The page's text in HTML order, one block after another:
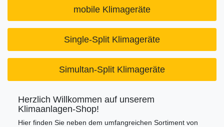
mobile Klimageräte
Single-Split Klimageräte
Simultan-Split Klimageräte
Herzlich Willkommen auf unserem
Klimaanlagen-Shop!
Hier finden Sie neben dem umfangreichen Sortiment von